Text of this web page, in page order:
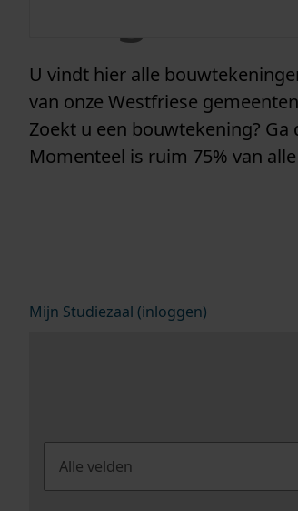
U vindt hier alle
van onze Westfriese
Zoekt u een bouwtekening? Ga
Momenteel is ruim 75% van
Mijn Studiezaal (inloggen)